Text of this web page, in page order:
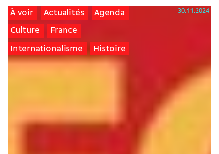
À voir Actualités Agenda
Culture France
Internationalisme Histoire
30.11.2024